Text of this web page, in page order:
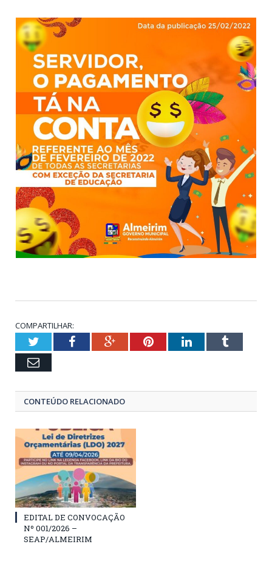
COMPARTILHAR:
TwitterFacebookGoogle+PinterestLinkedInTumblr
Email
CONTEÚDO RELACIONADO
EDITAL DE CONVOCAÇÃO
Nº 001/2026 –
SEAP/ALMEIRIM